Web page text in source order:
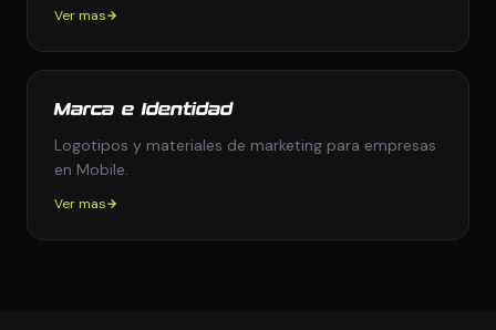
Ver mas
Marca e Identidad
Logotipos y materiales de marketing para empresas
en Mobile.
Ver mas